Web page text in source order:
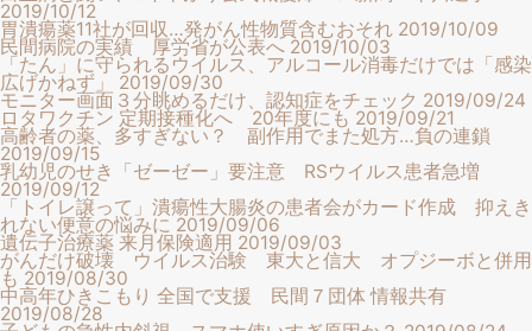
2019/10/12
胃潰瘍薬11社が回収…発がん性物質含むおそれ 2019/10/09
民間病院の実績 厚労省が公表へ 2019/10/03
「たん」に守られるウイルス、アルコール消毒だけでは「感染
広げかねず」 2019/09/30
モニター画面３分眺めるだけ、認知症をチェック 2019/09/24
ロタワクチン 定期接種化へ 20年度にも 2019/09/21
高齢者の薬、多すぎない？ 副作用でまた処方…負の連鎖
2019/09/15
乳幼児のせき「ゼーゼー」要注意 RSウイルス患者急増
2019/09/12
「トイレ譲って」潰瘍性大腸炎の患者会がカード作成 抑えき
れない便意の悩みに 2019/09/06
遺伝子治療薬 来月保険適用 2019/09/03
がんだけ破壊 ウイルス治験 東大と信大 オプジーボと併用
も 2019/08/30
中高年ひきこもり 全国で支援 民間７団体 情報共有
2019/08/28